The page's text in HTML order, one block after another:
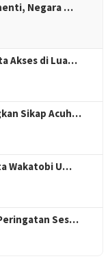
Negara …
Akses di Lua…
Sikap Acuh…
Wakatobi U…
Ses…